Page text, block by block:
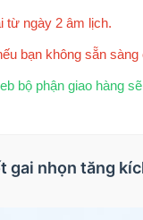
từ ngày 2 âm lịch.
bạn không sẵn
bộ phận giao hàng
gai nhọn tăng